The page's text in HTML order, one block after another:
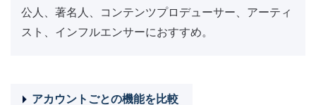
公人、著名人、コンテンツプロデューサー、アーティ
スト、インフルエンサーにおすすめ。
アカウントごとの機能を比較